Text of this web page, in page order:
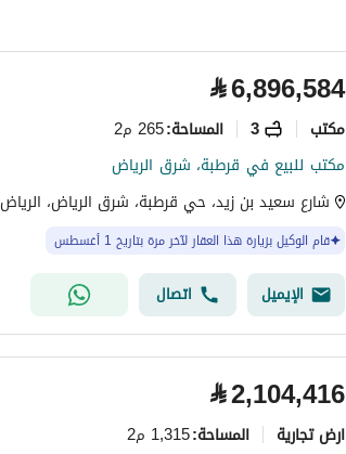
⃁6,896,584
مکتب 3 المساحة:265 م2
مكتب للبيع في قرطبة، شرق الرياض
شارع سعيد بن زيد، حي قرطبة، شرق الرياض، الرياض
قام الوكيل بزيارة هذا العقار لآخر مرة بتاريخ 1 أغسطس
الإيميل اتصال
⃁2,104,416
ارض تجارية المساحة:1,315 م2